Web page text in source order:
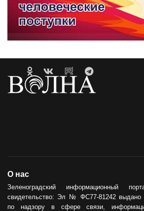
О нас
Зеленоградский информационный
свидетельство: Эл № ФС77-81242 выдано
по надзору в сфере связи,